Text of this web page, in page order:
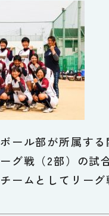
ール部が所属す
グ戦（2部）の試
ームとしてリー